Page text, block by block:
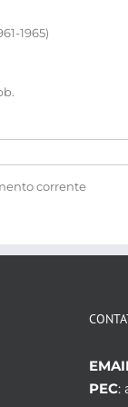
1965)
corrente
PEC: